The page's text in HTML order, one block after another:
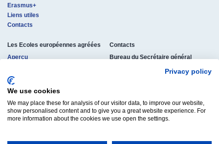
Privacy policy
We use cookies
We may place these for analysis of our visitor data, to improve our website,
show personalised content and to give you a great website experience. For
more information about the cookies we use open the settings.
Erasmus+
Liens utiles
Contacts
Les Ecoles européennes agréées
Aperçu
Coordonnées
Structure pédagogique
Inscriptions
Textes officiels
Contacts
Bureau du Secrétaire général